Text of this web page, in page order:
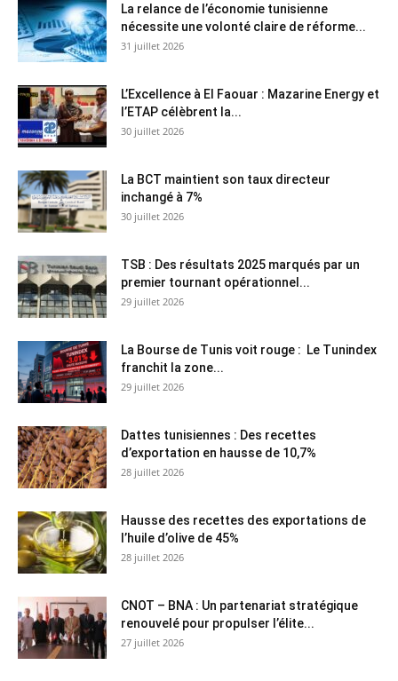
La relance de l’économie tunisienne
nécessite une volonté claire de réforme...
31 juillet 2026
L’Excellence à El Faouar : Mazarine Energy et
l’ETAP célèbrent la...
30 juillet 2026
La BCT maintient son taux directeur
inchangé à 7%
30 juillet 2026
TSB : Des résultats 2025 marqués par un
premier tournant opérationnel...
29 juillet 2026
La Bourse de Tunis voit rouge : Le Tunindex
franchit la zone...
29 juillet 2026
Dattes tunisiennes : Des recettes
d’exportation en hausse de 10,7%
28 juillet 2026
Hausse des recettes des exportations de
l’huile d’olive de 45%
28 juillet 2026
CNOT – BNA : Un partenariat stratégique
renouvelé pour propulser l’élite...
27 juillet 2026